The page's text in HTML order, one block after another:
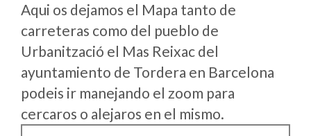
Aqui os dejamos el Mapa tanto de
carreteras como del pueblo de
Urbanització el Mas Reixac del
ayuntamiento de Tordera en Barcelona
podeis ir manejando el zoom para
cercaros o alejaros en el mismo.